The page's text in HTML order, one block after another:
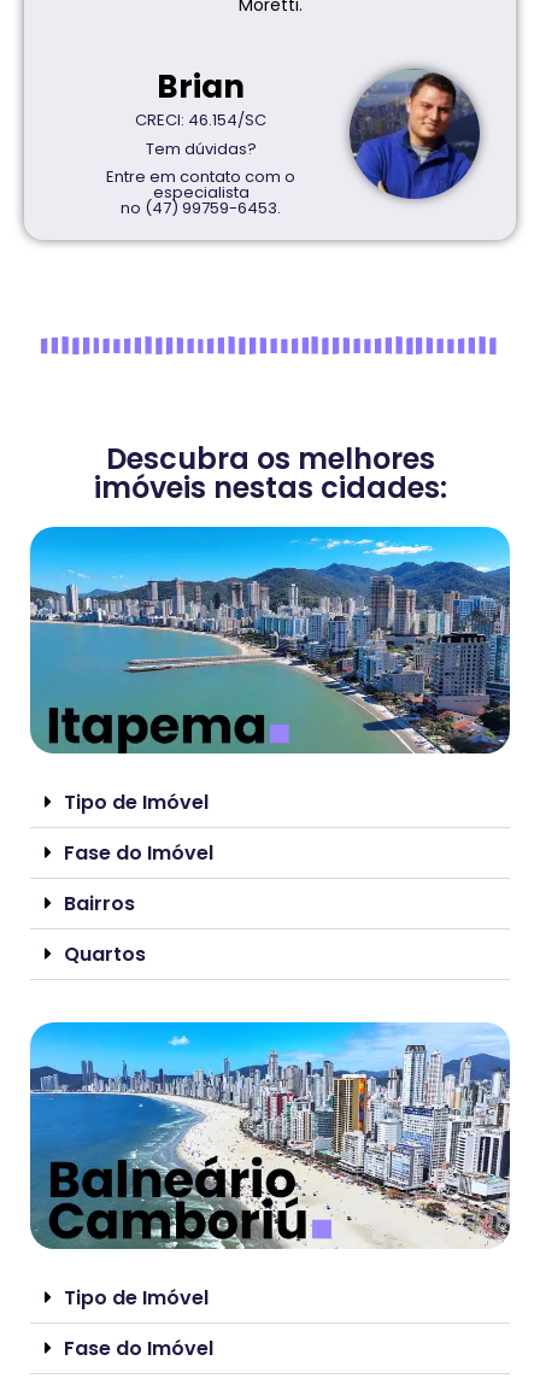
Brian
CRECI: 46.154/SC
Tem dúvidas?
Entre em contato com o
especialista
no (47) 99759-6453.
Descubra os melhores
imóveis nestas cidades:
Tipo de Imóvel
Fase do Imóvel
Bairros
Quartos
Tipo de Imóvel
Fase do Imóvel